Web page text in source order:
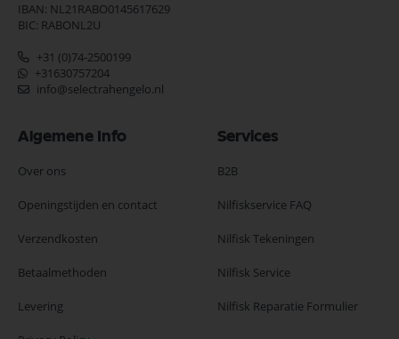
IBAN: NL21RABO0145617629
BIC: RABONL2U
+31 (0)74-2500199
+31630757204
info@selectrahengelo.nl
Algemene Info
Over ons
Openingstijden en contact
Verzendkosten
Betaalmethoden
Levering
Services
B2B
Nilfiskservice FAQ
Nilfisk Tekeningen
Nilfisk Service
Nilfisk Reparatie Formulier